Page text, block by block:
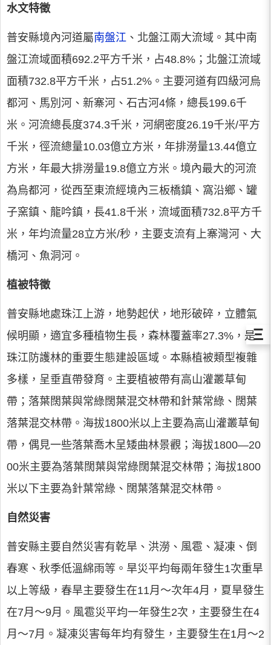
水文特徵
普安縣境內河道屬南盤江 、北盤江兩大流域。其中南
盤江流域面積692.2平方千米，占48.8%；北盤江流域
面積732.8平方千米，占51.2%。主要河道有四級河烏
都河、馬別河、新寨河、石古河4條，總長199.6千
米。河流總長度374.3千米，河網密度26.19千米/平方
千米，徑流總量10.03億立方米，年排澇量13.44億立
方米，年最大排澇量19.8億立方米。境內最大的河流
為烏都河，從西至東流經境內三板橋鎮、窩沿鄉、罐
子窯鎮、龍吟鎮，長41.8千米，流域面積732.8平方千
米，年均流量28立方米/秒，主要支流有上寨灣河、大
橋河、魚洞河。
植被特徵
普安縣地處珠江上游，地勢起伏，地形破碎，立體氣
候明顯，適宜多種植物生長，森林覆蓋率27.3%，是
珠江防護林的重要生態建設區域。本縣植被類型複雜
多樣，呈垂直帶發育。主要植被帶有高山灌叢草甸
帶；落葉闊葉與常綠闊葉混交林帶和針葉常綠、闊葉
落葉混交林帶。海拔1800米以上主要為高山灌叢草甸
帶，偶見一些落葉喬木呈矮曲林景觀；海拔1800—20
00米主要為落葉闊葉與常綠闊葉混交林帶；海拔1800
米以下主要為針葉常綠、闊葉落葉混交林帶。
自然災害
普安縣主要自然災害有乾旱、洪澇、風雹、凝凍、倒
春寒、秋季低溫綿雨等。旱災平均每兩年發生1次重旱
以上等級，春旱主要發生在11月～次年4月，夏旱發生
在7月～9月。風雹災平均一年發生2次，主要發生在4
月～7月。凝凍災害每年均有發生，主要發生在1月～2
Ξ